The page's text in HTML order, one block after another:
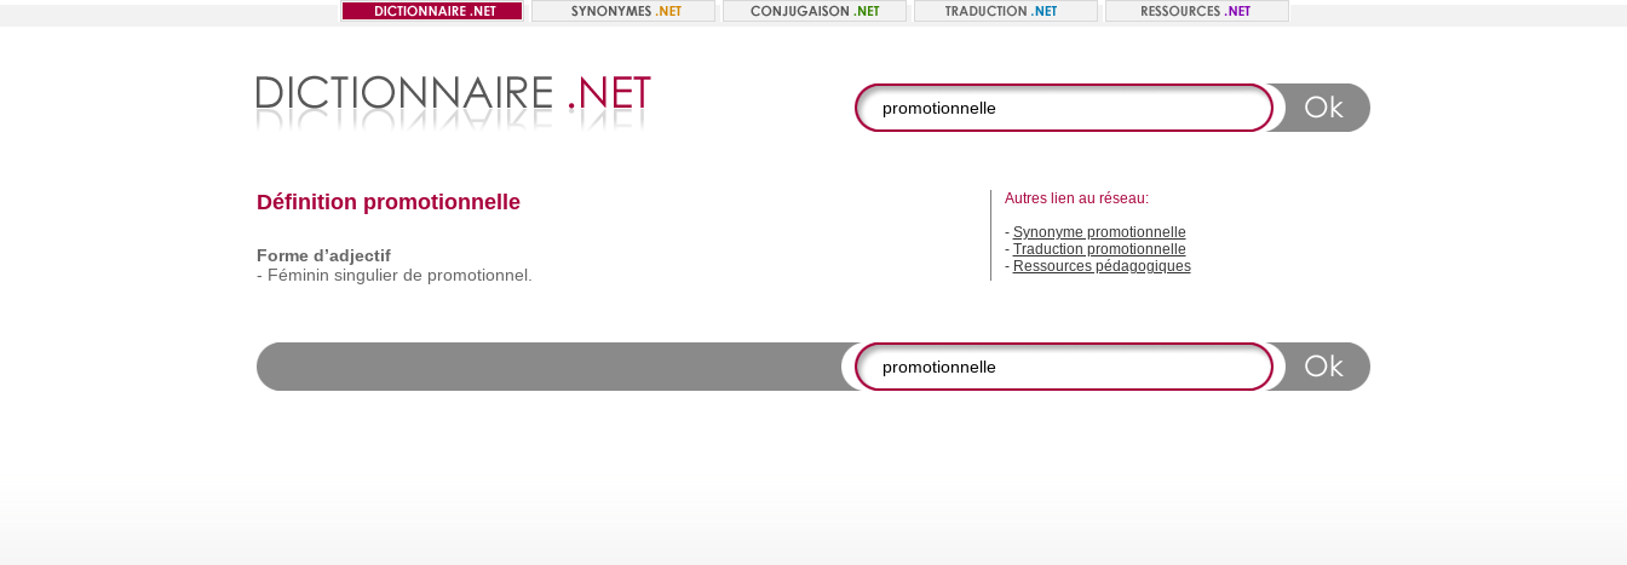
Définition promotionnelle
Forme d’adjectif
- Féminin singulier de promotionnel.
Autres lien au réseau:
- Synonyme promotionnelle
- Traduction promotionnelle
- Ressources pédagogiques